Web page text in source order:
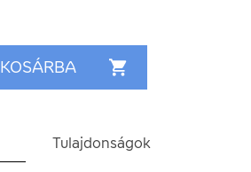
Tulajdonságok